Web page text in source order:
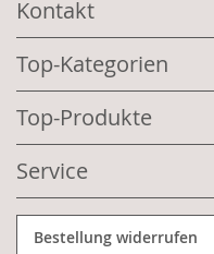
Kontakt
Top-Kategorien
Top-Produkte
Service
Bestellung widerrufen